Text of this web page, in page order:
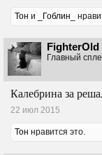
Тон и _Гоблин_
FighterOld
Главный
Калебрина за
22 июл 2015
Тон нравится это.